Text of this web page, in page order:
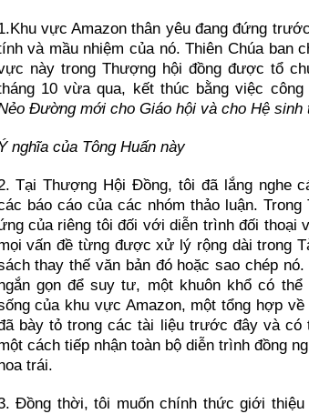
vực Amazon thân yêu đang đứng
và mầu nhiệm của nó. Thiên Chúa ban
này trong Thượng hội đồng được tổ
10 vừa qua, kết thúc bằng việc
Đường mới cho Giáo hội và cho Hệ sinh
Ý nghĩa của Tông Huấn này
Tại Thượng Hội Đồng, tôi đã lắng nghe
báo cáo của các nhóm thảo luận.
của riêng tôi đối với diễn trình đối thoại
vấn đề từng được xử lý rộng dài trong
thay thế văn bản đó hoặc sao chép
gọn để suy tư, một khuôn khổ có
của khu vực Amazon, một tổng hợp
bày tỏ trong các tài liệu trước đây và
cách tiếp nhận toàn bộ diễn trình đồng
trái.
Đồng thời, tôi muốn chính thức giới